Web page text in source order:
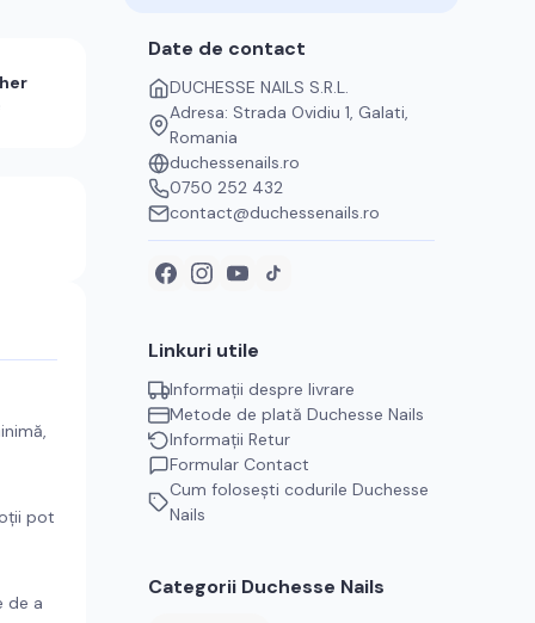
pot
de a
Date de contact
DUCHESSE NAILS S.R.L.
Adresa: Strada Ovidiu 1, Galati,
Romania
duchessenails.ro
0750 252 432
contact@duchessenails.ro
Linkuri utile
Informații despre livrare
Metode de plată Duchesse Nails
Informații Retur
Formular Contact
Cum folosești codurile Duchesse
Nails
Categorii Duchesse Nails